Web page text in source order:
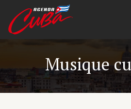
Musique